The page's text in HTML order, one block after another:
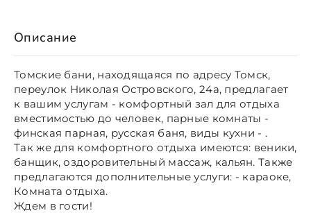
Описание
Томские бани, находящаяся по адресу Томск,
переулок Николая Островского, 24а, предлагает
к вашим услугам - комфортный зал для отдыха
вместимостью до человек, парные комнаты -
финская парная, русская баня, виды кухни - .
Так же для комфортного отдыха имеются: веники,
банщик, оздоровительный массаж, кальян. Также
предлагаются дополнительные услуги: - караоке,
Комната отдыха.
Ждем в гости!